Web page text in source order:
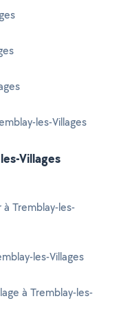
les-Villages
Villages
Tremblay-les-
les-Villages
à Tremblay-les-